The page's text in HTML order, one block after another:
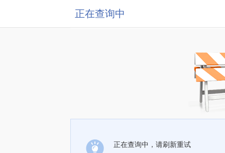
正在查询中
正在查询中，请刷新重试